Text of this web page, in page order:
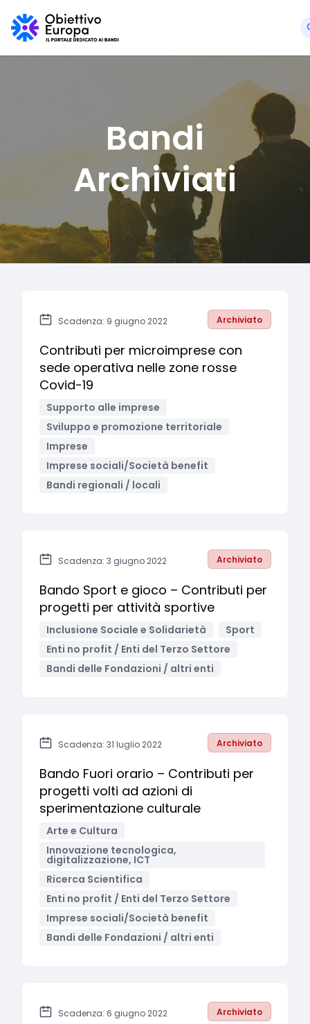
Bandi
Archiviati
Scadenza: 9 giugno 2022 Archiviato
Contributi per microimprese con
sede operativa nelle zone rosse
Covid-19
Supporto alle imprese
Sviluppo e promozione territoriale
Imprese
Imprese sociali/Società benefit
Bandi regionali / locali
Scadenza: 3 giugno 2022 Archiviato
Bando Sport e gioco – Contributi per
progetti per attività sportive
Inclusione Sociale e Solidarietà
Sport
Enti no profit / Enti del Terzo Settore
Bandi delle Fondazioni / altri enti
Scadenza: 31 luglio 2022 Archiviato
Bando Fuori orario – Contributi per
progetti volti ad azioni di
sperimentazione culturale
Arte e Cultura
Innovazione tecnologica,
digitalizzazione, ICT
Ricerca Scientifica
Enti no profit / Enti del Terzo Settore
Imprese sociali/Società benefit
Bandi delle Fondazioni / altri enti
Scadenza: 6 giugno 2022 Archiviato